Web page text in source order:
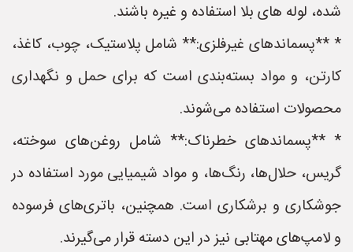
شده، لوله های بلا استفاده و غیره باشند.
* **پسماندهای غیرفلزی:** شامل پلاستیک، چوب، کاغذ،
کارتن، و مواد بسته‌بندی است که برای حمل و نگهداری
محصولات استفاده می‌شوند.
* **پسماندهای خطرناک:** شامل روغن‌های سوخته،
گریس، حلال‌ها، رنگ‌ها، و مواد شیمیایی مورد استفاده در
جوشکاری و برشکاری است. همچنین، باتری‌های فرسوده
و لامپ‌های مهتابی نیز در این دسته قرار می‌گیرند.